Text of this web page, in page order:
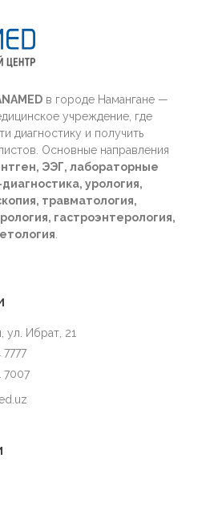
в городе Намангане —
учреждение, где
диагностику и получить
Основные направления
ЭЭГ, лабораторные
урология,
травматология,
гастроэнтерология,
ул. Ибрат, 21
7777
7007